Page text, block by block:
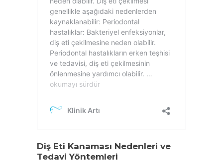
Diş Eti Kanaması Nedenleri ve
Tedavi Yöntemleri